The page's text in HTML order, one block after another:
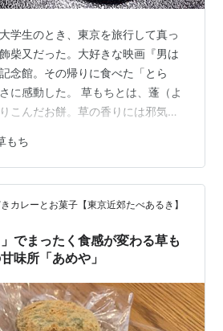
学生のとき、東京を旅行して真っ
柴又だった。大好きな映画『男は
念館。その帰りに食べた「とら
に感動した。 草もちとは、蓬（よ
こんだお餅。草の香りには邪気を
安時代の日本の文献には載ってお
。 柴又には一度きりしか行けてい
るたびに買ったりする。日本一の
桜井市にあると知ったのは先日。
親への親孝行と、実家から車で15
し、近くの湯宿に泊まっ…
もち
カレーとお菓子【東京近郊たべあるき】
でまったく食感が変わる草も
味所「あめや」